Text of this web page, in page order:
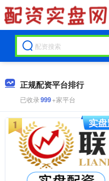
正规配资平台排行
已收录999+家平台